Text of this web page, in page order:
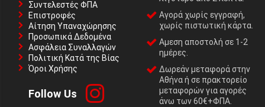
Συντελεστές ΦΠΑ
Επιστροφές
Αίτηση Υπαναχώρησης
Προσωπικά Δεδομένα
Ασφάλεια Συναλλαγών
Πολιτική Κατά της Βίας
Όροι Χρήσης
Follow Us
Αγορά χωρίς εγγραφή,
χωρίς πιστωτική κάρτα.
Αμεση αποστολή σε 1-2
ημέρες.
Δωρεάν μεταφορά στην
Αθήνα ή σε πρακτορείο
μεταφορών για αγορές
άνω των 60€+ΦΠΑ.